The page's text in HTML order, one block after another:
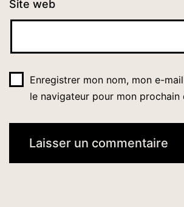
Site web
Enregistrer mon nom, mon e-
le navigateur pour mon prochain